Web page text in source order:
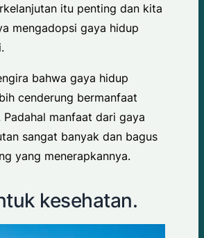
itu penting dan kita
mengadopsi gaya hidup
bahwa gaya hidup
cenderung bermanfaat
Padahal manfaat dari gaya
sangat banyak dan bagus
yang menerapkannya.
kesehatan.